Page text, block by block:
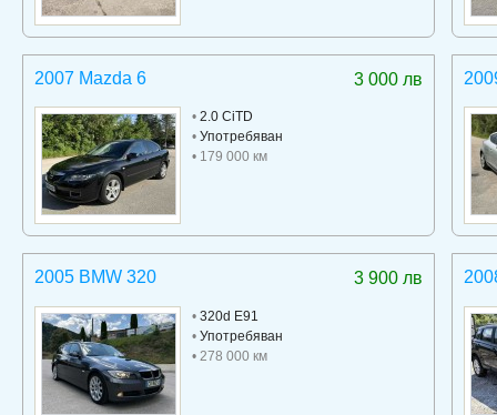
3 000 лв
2007 Mazda 6
• 2.0 CiTD
• Употребяван
• 179 000 км
3 900 лв
2005 BMW 320
• 320d E91
• Употребяван
• 278 000 км